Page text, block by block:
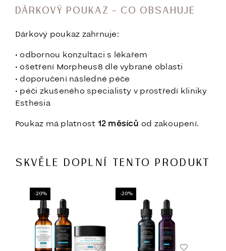
DÁRKOVÝ POUKAZ – CO OBSAHUJE
Dárkový poukaz zahrnuje:
• odbornou konzultaci s lékařem
• ošetření Morpheus8 dle vybrané oblasti
• doporučení následné péče
• péči zkušeného specialisty v prostředí kliniky
Esthesia
Poukaz má platnost 12 měsíců od zakoupení.
SKVĚLE DOPLNÍ TENTO PRODUKT
-20% -20%